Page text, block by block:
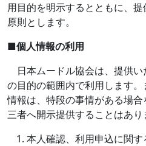
用目的を明示するとともに、
原則とします。
■個人情報の利用
日本ムードル協会は、提供
の目的の範囲内で利用します
情報は、特段の事情がある場
三者へ開示提供することはあり
本人確認、利用申込に関